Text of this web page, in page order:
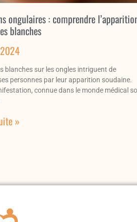
ongulaires : comprendre
blanches
blanches sur les ongles intriguent de
personnes par leur apparition soudaine.
connue dans le monde médical
»